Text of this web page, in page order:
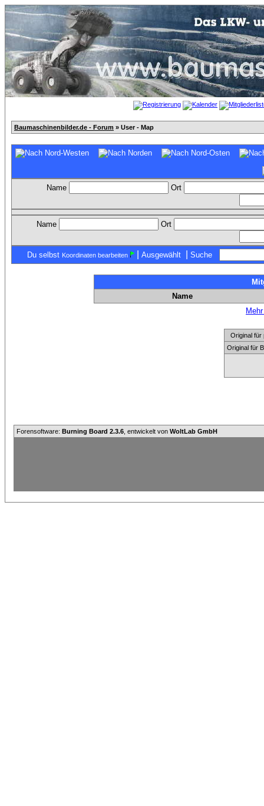
Baumaschinenbilder.de - Forum » User - Map
Name Ort
Name Ort
Du selbst Koordinaten bearbeiten | Ausgewählt Suche
Name
Original für
Original für
Forensoftware: Burning Board 2.3.6 , entwickelt von WoltLab GmbH